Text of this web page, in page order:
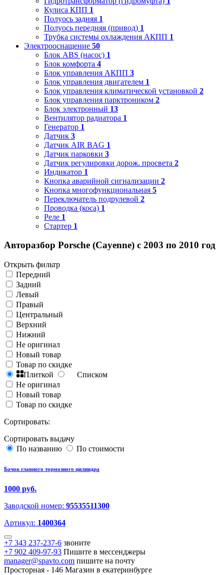
Кулиса КПП 1
Полуось задняя 1
Полуось передняя (привод) 1
Трубка системы охлаждения АКПП 1
Электрооснащение 50
Блок ABS (насос) 1
Блок комфорта 4
Блок управления АКПП 3
Блок управления двигателем 1
Блок управления климатической установкой 2
Блок управления парктроником 2
Блок электронный 13
Вентилятор радиатора 1
Генератор 1
Датчик 3
Датчик AIR BAG 1
Датчик парковки 3
Датчик регулировки дорож. просвета 2
Индикатор 1
Кнопка аварийной сигнализации 2
Кнопка многофункциональная 5
Переключатель подрулевой 2
Проводка (коса) 1
Реле 1
Стартер 1
Авторазбор Porsche (Cayenne) с 2003 по 2010 год
Открыть фильтр
Передний
Задний
Левый
Правый
Центральный
Верхний
Нижний
Не оригинал
Новый товар
Товар по скидке
Плиткой
Списком
Не оригинал
Новый товар
Товар по скидке
Сортировать:
Сортировать выдачу
По названию
По стоимости
Бачок главного тормозного цилиндра
1000 руб.
Заводской номер: 95535511300
Артикул: 1400364
+7 343 237-237-6 звоните
+7 902 409-97-93 Пишите в мессенджеры
manager@spavto.com пишите на почту
Просторная - 146 Магазин в екатеринбурге